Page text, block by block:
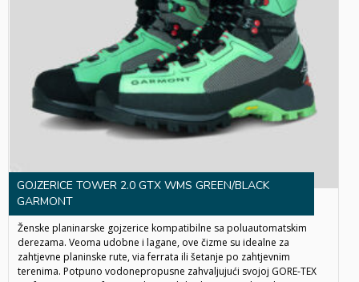
GOJZERICE TOWER 2.0 GTX WMS GREEN/BLACK
GARMONT
Ženske planinarske gojzerice kompatibilne sa poluautomatskim
derezama. Veoma udobne i lagane, ove čizme su idealne za
zahtjevne planinske rute, via ferrata ili šetanje po zahtjevnim
terenima. Potpuno vodonepropusne zahvaljujući svojoj GORE-TEX